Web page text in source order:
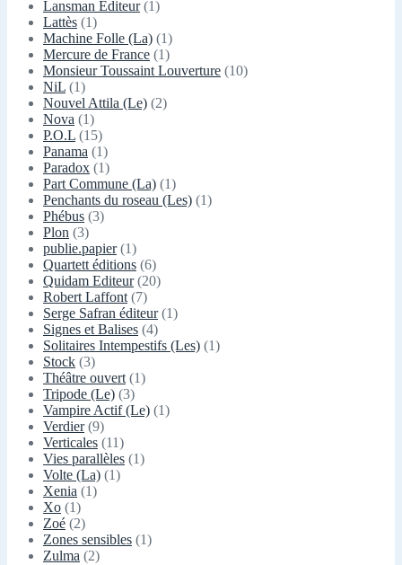
Lansman Editeur(1)
Lattès (1)
Machine Folle (La) (1)
Mercure de France (1)
Monsieur Toussaint Louverture (10)
NiL (1)
Nouvel Attila (Le) (2)
Nova (1)
P.O.L (15)
Panama (1)
Paradox (1)
Part Commune (La) (1)
Penchants du roseau (Les) (1)
Phébus (3)
Plon (3)
publie.papier(1)
Quartett éditions (6)
Quidam Editeur(20)
Robert Laffont(7)
Serge Safran éditeur(1)
Signes et Balises (4)
Solitaires Intempestifs (Les) (1)
Stock (3)
Théâtre ouvert(1)
Tripode (Le) (3)
Vampire Actif (Le) (1)
Verdier(9)
Verticales (11)
Vies parallèles (1)
Volte (La) (1)
Xenia (1)
Xo (1)
Zoé (2)
Zones sensibles (1)
Zulma (2)